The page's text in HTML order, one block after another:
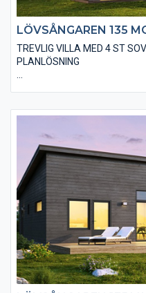
LÖVSÅNGAREN 135
TREVLIG VILLA MED 4 ST
PLANLÖSNING
behandlad samt ett
”ryggåstak” i
denna del. Det finns många
material och fönsterstorlekar.